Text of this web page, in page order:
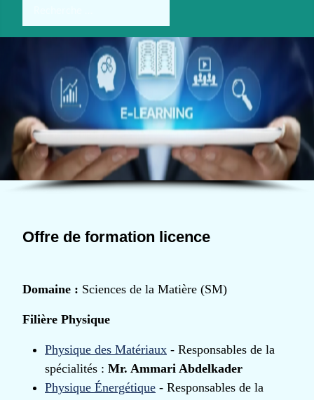
Offre de formation licence
Domaine : Sciences de la Matière (SM)
Filière Physique
Physique des Matériaux - Responsables de la
spécialités : Mr. Ammari Abdelkader
Physique Énergétique - Responsables de la